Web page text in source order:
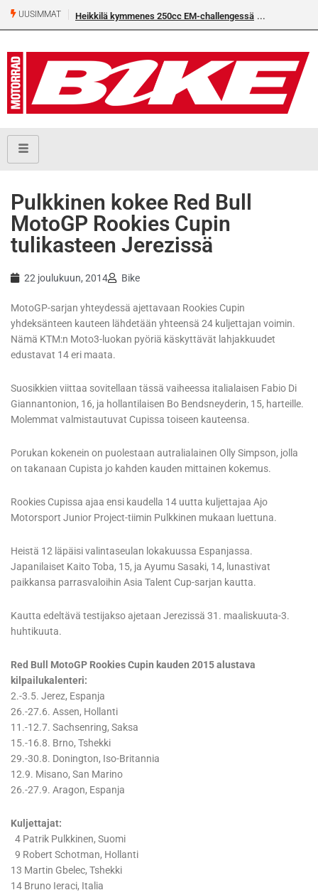
UUSIMMAT Heikkilä kymmenes 250cc EM-challengessä
Pulkkinen kokee Red Bull
MotoGP Rookies Cupin
tulikasteen Jerezissä
22 joulukuun, 2014 Bike
MotoGP-sarjan yhteydessä ajettavaan Rookies Cupin
yhdeksänteen kauteen lähdetään yhteensä 24 kuljettajan voimin.
Nämä KTM:n Moto3-luokan pyöriä käskyttävät lahjakkuudet
edustavat 14 eri maata.
Suosikkien viittaa sovitellaan tässä vaiheessa italialaisen Fabio Di
Giannantonion, 16, ja hollantilaisen Bo Bendsneyderin, 15, harteille.
Molemmat valmistautuvat Cupissa toiseen kauteensa.
Porukan kokenein on puolestaan autralialainen Olly Simpson, jolla
on takanaan Cupista jo kahden kauden mittainen kokemus.
Rookies Cupissa ajaa ensi kaudella 14 uutta kuljettajaa Ajo
Motorsport Junior Project-tiimin Pulkkinen mukaan luettuna.
Heistä 12 läpäisi valintaseulan lokakuussa Espanjassa.
Japanilaiset Kaito Toba, 15, ja Ayumu Sasaki, 14, lunastivat
paikkansa parrasvaloihin Asia Talent Cup-sarjan kautta.
Kautta edeltävä testijakso ajetaan Jerezissä 31. maaliskuuta-3.
huhtikuuta.
Red Bull MotoGP Rookies Cupin kauden 2015 alustava
kilpailukalenteri:
2.-3.5. Jerez, Espanja
26.-27.6. Assen, Hollanti
11.-12.7. Sachsenring, Saksa
15.-16.8. Brno, Tshekki
29.-30.8. Donington, Iso-Britannia
12.9. Misano, San Marino
26.-27.9. Aragon, Espanja
Kuljettajat:
4 Patrik Pulkkinen, Suomi
9 Robert Schotman, Hollanti
13 Martin Gbelec, Tshekki
14 Bruno Ieraci, Italia